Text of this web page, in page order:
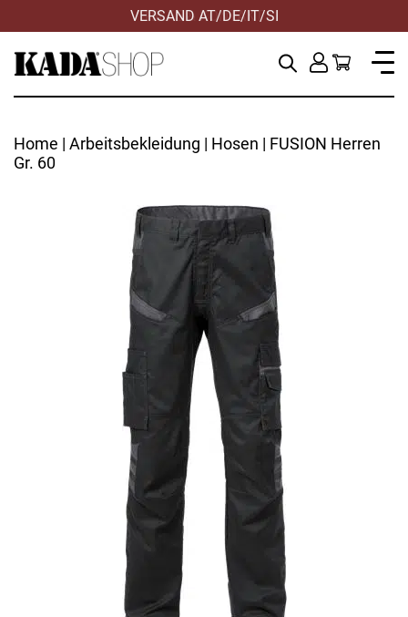
VERSAND AT/DE/IT/SI
Home | Arbeitsbekleidung | Hosen | FUSION Herren
Gr. 60